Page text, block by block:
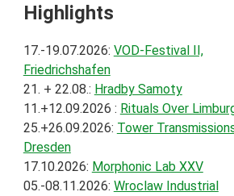
Highlights
17.-19.07.2026: VOD-Festival II,
Friedrichshafen
21. + 22.08.: Hradby Samoty
11.+12.09.2026 : Rituals Over
25.+26.09.2026: Tower
Dresden
17.10.2026: Morphonic Lab XXV
05.-08.11.2026: Wroclaw Industrial